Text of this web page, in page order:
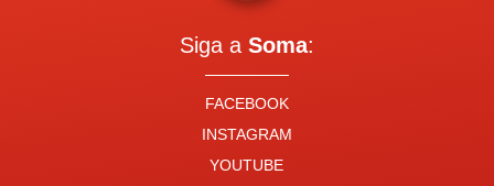
Siga a Soma:
FACEBOOK
INSTAGRAM
YOUTUBE